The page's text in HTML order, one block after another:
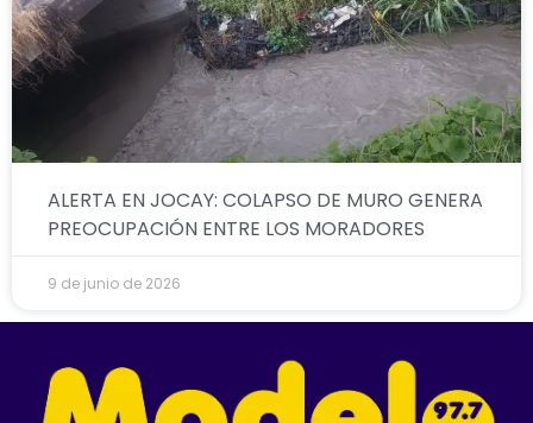
ALERTA EN JOCAY: COLAPSO DE MURO GENERA
PREOCUPACIÓN ENTRE LOS MORADORES
9 de junio de 2026